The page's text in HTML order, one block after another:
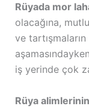
Rüyada mor
olacağına,
ve
iş yerinde çok
Rüya